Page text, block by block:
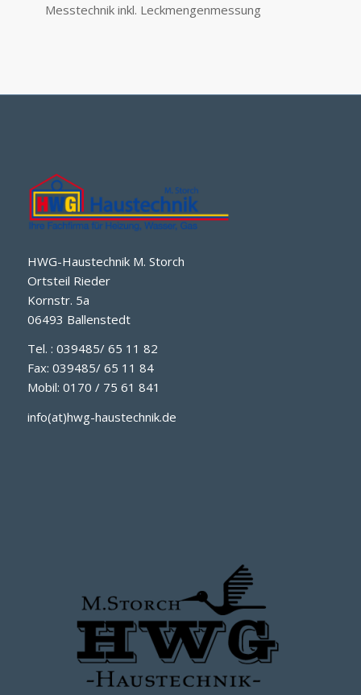
Messtechnik inkl. Leckmengenmessung
HWG-Haustechnik M. Storch
Ortsteil Rieder
Kornstr. 5a
06493 Ballenstedt
Tel. : 039485/ 65 11 82
Fax: 039485/ 65 11 84
Mobil: 0170 / 75 61 841
info(at)hwg-haustechnik.de